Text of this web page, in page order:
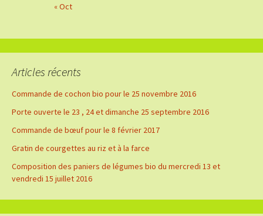
« Oct
Articles récents
Commande de cochon bio pour le 25 novembre 2016
Porte ouverte le 23 , 24 et dimanche 25 septembre 2016
Commande de bœuf pour le 8 février 2017
Gratin de courgettes au riz et à la farce
Composition des paniers de légumes bio du mercredi 13 et
vendredi 15 juillet 2016